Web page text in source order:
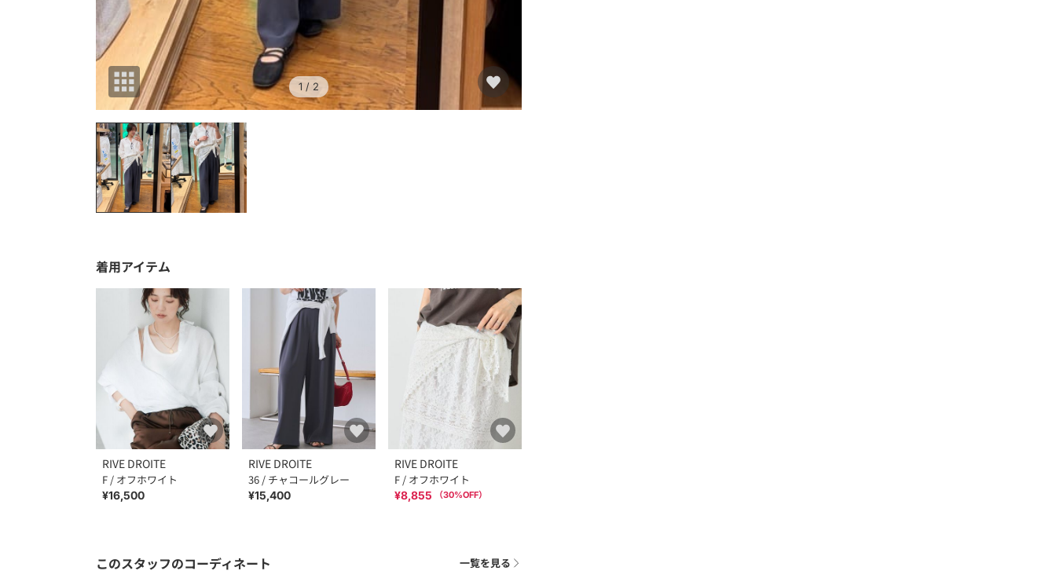
1 / 2
着用アイテム
RIVE DROITE
F / オフホワイト
¥16,500
RIVE DROITE
36 / チャコールグレー
¥15,400
RIVE DROITE
F / オフホワイト
¥8,855 （30%OFF）
このスタッフのコーディネート 一覧を見る